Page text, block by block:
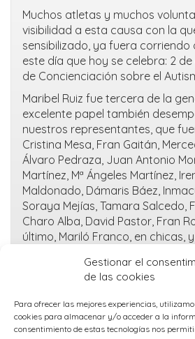
Gestionar el
de las cookies
Para ofrecer las mejores experiencias,
cookies para almacenar y/o acceder a la
consentimiento de estas tecnologías nos
Muchos atletas y muchos
visibilidad a esta causa con la
sensibilizado, ya fuera
este día que hoy se celebra: 2 de
de Concienciación sobre el
Maribel Ruiz fue tercera de la
excelente papel también
nuestros representantes, que
Cristina Mesa, Fran Gaitán,
Álvaro Pedraza, Juan Antonio
Martínez, Mª Ángeles Martínez,
Maldonado, Dámaris Báez,
Soraya Mejías, Tamara Salcedo,
Charo Alba, David Pastor, Fran
último, Mariló Franco, en chicas,
de la general.
abril 4, 2023
Publicado enUncategorized